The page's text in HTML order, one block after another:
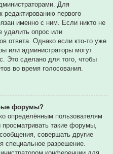
Для
редактированию первого
именно с ним. Если никто не
удалить опрос или
ответа. Однако если кто-то уже
или администраторы могут
Это сделано для того, чтобы
во время голосования.
форумы?
определённым пользователям
такие форумы,
совершать другие
специальное разрешение.